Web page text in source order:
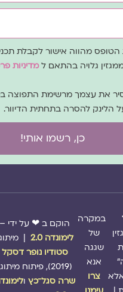
מהווה אישור לקבלת תכנים
גלויה בהתאם ל מדיניות
את עצמך מרשימת התפוצה
הלינק להסרה בתחתית הדיוור.
כן, רשמו אותי!
במקרה
של
שגגה
אנא
צרו
הוקם ב ❤ על ידי –
לימונדה 2.0
| מיתוג:
סטודיו נופר דסקל
שרה סגל־כץולימונדה